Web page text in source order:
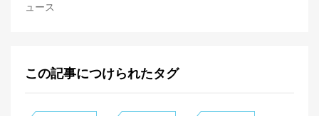
ュース
この記事につけられたタグ